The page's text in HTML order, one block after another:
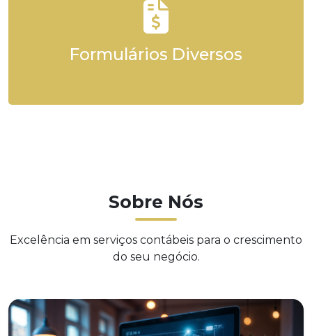
Formulários Diversos
Sobre Nós
Excelência em serviços contábeis para o crescimento
do seu negócio.